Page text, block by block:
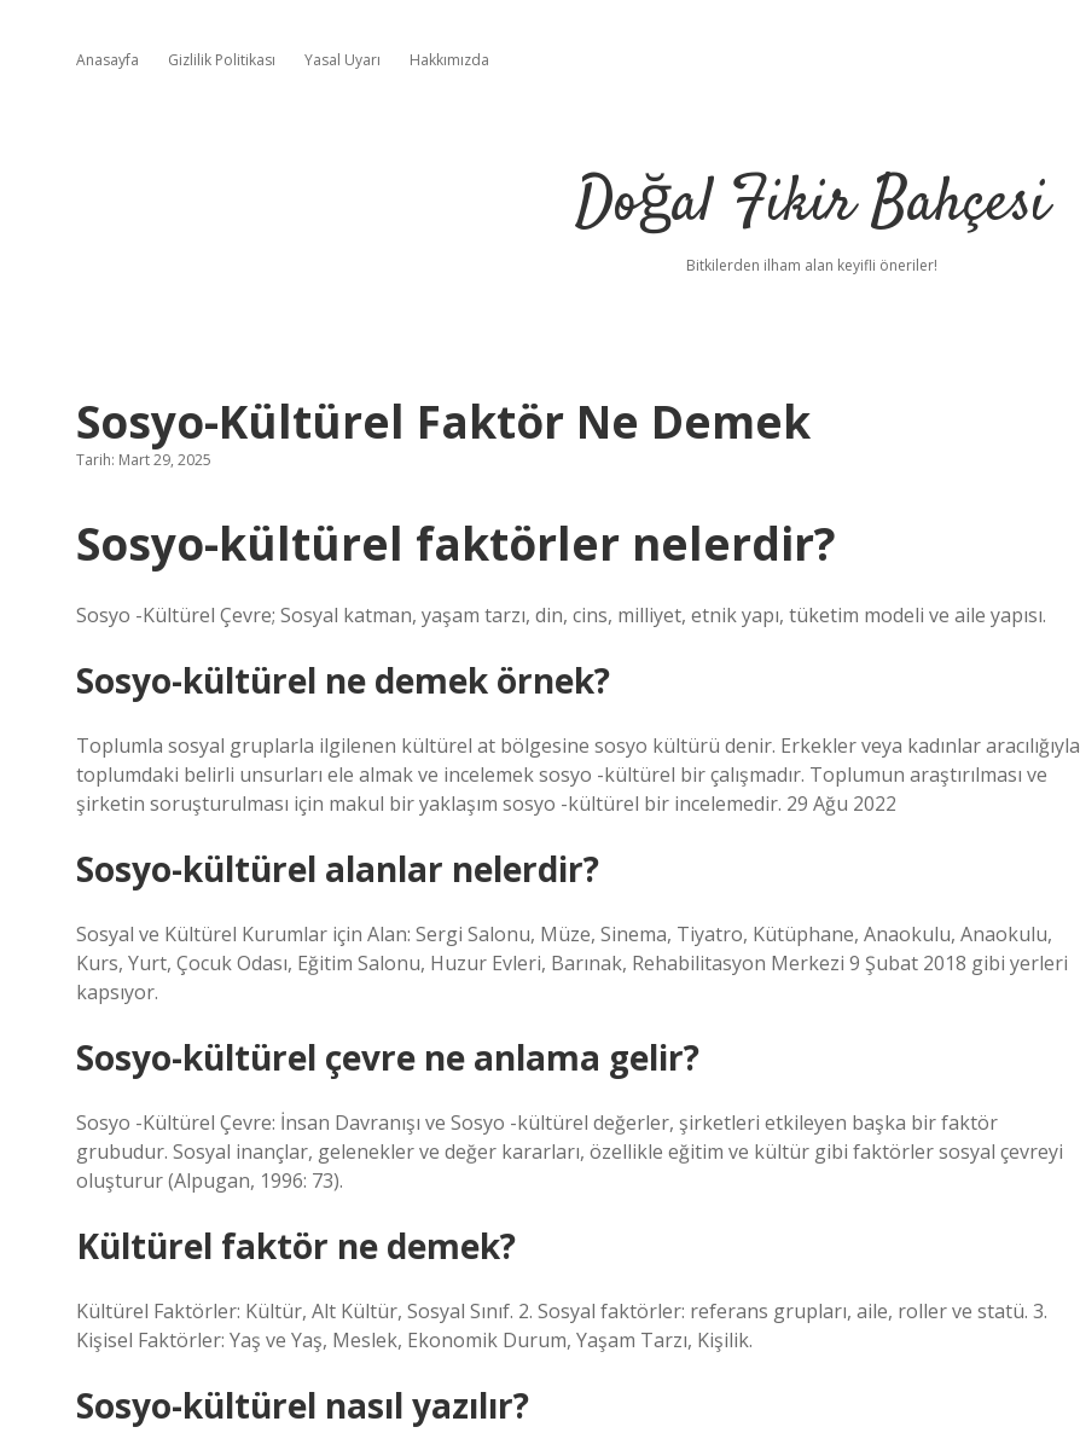
Anasayfa Gizlilik Politikası Yasal Uyarı Hakkımızda
Doğal Fikir Bahçesi
Bitkilerden ilham alan keyifli öneriler!
Sosyo-Kültürel Faktör Ne Demek
Tarih: Mart 29, 2025
Sosyo-kültürel faktörler nelerdir?
Sosyo -Kültürel Çevre; Sosyal katman, yaşam tarzı, din, cins, milliyet, etnik yapı, tüketim modeli ve aile yapısı.
Sosyo-kültürel ne demek örnek?
Toplumla sosyal gruplarla ilgilenen kültürel at bölgesine sosyo kültürü denir. Erkekler veya kadınlar aracılığıyla
toplumdaki belirli unsurları ele almak ve incelemek sosyo -kültürel bir çalışmadır. Toplumun araştırılması ve
şirketin soruşturulması için makul bir yaklaşım sosyo -kültürel bir incelemedir. 29 Ağu 2022
Sosyo-kültürel alanlar nelerdir?
Sosyal ve Kültürel Kurumlar için Alan: Sergi Salonu, Müze, Sinema, Tiyatro, Kütüphane, Anaokulu, Anaokulu,
Kurs, Yurt, Çocuk Odası, Eğitim Salonu, Huzur Evleri, Barınak, Rehabilitasyon Merkezi 9 Şubat 2018 gibi yerleri
kapsıyor.
Sosyo-kültürel çevre ne anlama gelir?
Sosyo -Kültürel Çevre: İnsan Davranışı ve Sosyo -kültürel değerler, şirketleri etkileyen başka bir faktör
grubudur. Sosyal inançlar, gelenekler ve değer kararları, özellikle eğitim ve kültür gibi faktörler sosyal çevreyi
oluşturur (Alpugan, 1996: 73).
Kültürel faktör ne demek?
Kültürel Faktörler: Kültür, Alt Kültür, Sosyal Sınıf. 2. Sosyal faktörler: referans grupları, aile, roller ve statü. 3.
Kişisel Faktörler: Yaş ve Yaş, Meslek, Ekonomik Durum, Yaşam Tarzı, Kişilik.
Sosyo-kültürel nasıl yazılır?